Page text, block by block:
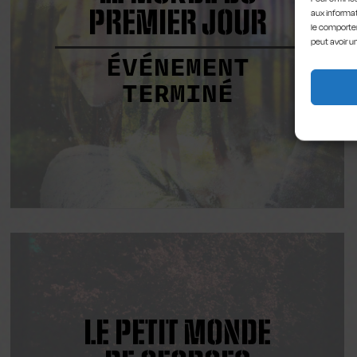
aux
le
peut avoir
PREMIER JOUR
ÉVÉNEMENT
TERMINÉ
LE PETIT MONDE